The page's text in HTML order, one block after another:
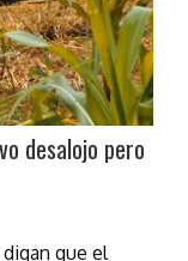
desalojo pero
que el